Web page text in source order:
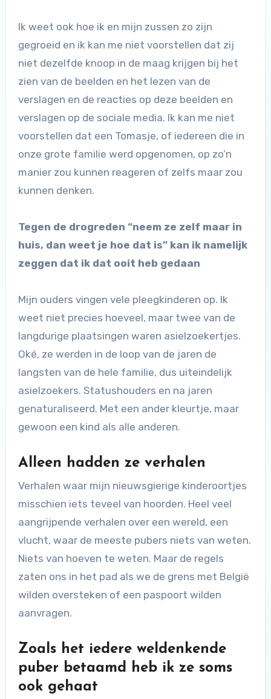
Ik weet ook hoe ik en mijn zussen zo zijn
gegroeid en ik kan me niet voorstellen dat zij
niet dezelfde knoop in de maag krijgen bij het
zien van de beelden en het lezen van de
verslagen en de reacties op deze beelden en
verslagen op de sociale media. Ik kan me niet
voorstellen dat een Tomasje, of iedereen die in
onze grote familie werd opgenomen, op zo’n
manier zou kunnen reageren of zelfs maar zou
kunnen denken.
Tegen de drogreden “neem ze zelf maar in
huis, dan weet je hoe dat is” kan ik namelijk
zeggen dat ik dat ooit heb gedaan
Mijn ouders vingen vele pleegkinderen op. Ik
weet niet precies hoeveel, maar twee van de
langdurige plaatsingen waren asielzoekertjes.
Oké, ze werden in de loop van de jaren de
langsten van de hele familie, dus uiteindelijk
asielzoekers. Statushouders en na jaren
genaturaliseerd. Met een ander kleurtje, maar
gewoon een kind als alle anderen.
Alleen hadden ze verhalen
Verhalen waar mijn nieuwsgierige kinderoortjes
misschien iets teveel van hoorden. Heel veel
aangrijpende verhalen over een wereld, een
vlucht, waar de meeste pubers niets van weten.
Niets van hoeven te weten. Maar de regels
zaten ons in het pad als we de grens met België
wilden oversteken of een paspoort wilden
aanvragen.
Zoals het iedere weldenkende
puber betaamd heb ik ze soms
ook gehaat